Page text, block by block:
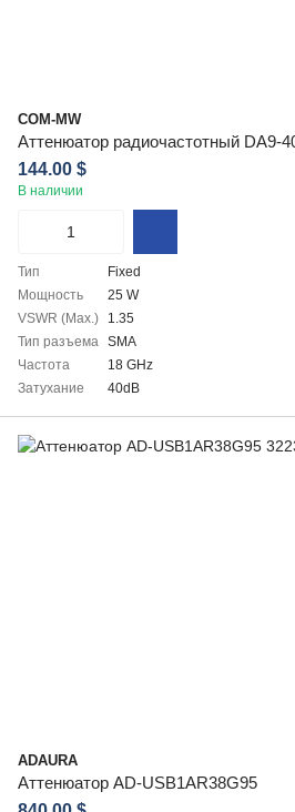
COM-MW
Аттенюатор радиочастотный DA9-
144.00 $
В наличии
Тип
Fixed
Мощность
25 W
VSWR (Max.)
1.35
Тип разъема SMA
Частота
18 GHz
Затухание
40dB
ADAURA
Аттенюатор AD-USB1AR38G95